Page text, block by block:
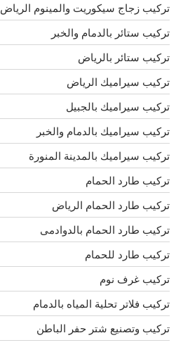
تركيب زجاج سيكوريت والمينوم الرياض
تركيب ستائر بالدمام والخبر
تركيب ستائر بالرياض
تركيب سيراميك الرياض
تركيب سيراميك بالجبيل
تركيب سيراميك بالدمام والخبر
تركيب سيراميك بالمدينة المنورة
تركيب طارد الحمام
تركيب طارد الحمام الرياض
تركيب طارد الحمام بالدوادمى
تركيب طارد للحمام
تركيب غرف نوم
تركيب فلاتر تحلية المياه بالدمام
تركيب وتصنيع شتر حفر الباطن